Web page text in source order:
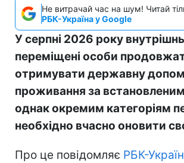
Не витрачай час на шум! Читай
РБК-Україна у Google
У серпні 2026 року
переміщені особи
отримувати державну
проживання за
однак окремим категоріям
необхідно вчасно оновити
Про це повідомляє РБК-